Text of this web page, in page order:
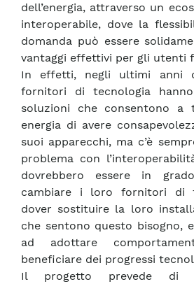
dell’energia, attraverso un
interoperabile, dove la
domanda può essere
vantaggi effettivi per gli utenti
In effetti, negli ultimi anni
fornitori di tecnologia
soluzioni che consentono
energia di avere
suoi apparecchi, ma c’è
problema con
dovrebbero essere in
cambiare i loro fornitori di
dover sostituire la loro
che sentono questo bisogno,
ad adottare
beneficiare dei progressi
Il progetto prevede di